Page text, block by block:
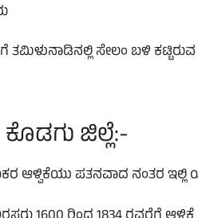
ತಮಿಳುನಾಡಿನಲ್ಲಿ ಸೇಲಂ ಬಳಿ
ಜಿಲ್ಲೆ:-
ಆಳ್ವಿಕೆಯು ಪತನವಾದ ನಂತರ ಇಲ್ಲಿ